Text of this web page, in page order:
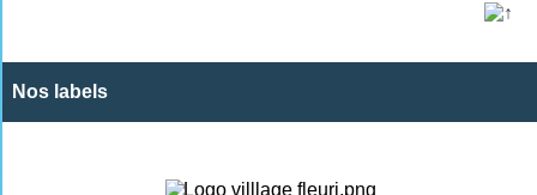
Nos labels